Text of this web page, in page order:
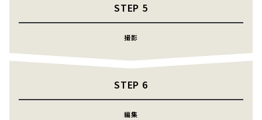
STEP 5
撮影
STEP 6
編集